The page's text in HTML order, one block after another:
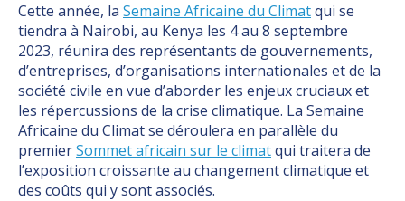
Cette année, la Semaine Africaine du Climatqui se
tiendra à Nairobi, au Kenya les 4 au 8 septembre
2023, réunira des représentants de gouvernements,
d’entreprises, d’organisations internationales et de la
société civile en vue d’aborder les enjeux cruciaux et
les répercussions de la crise climatique. La Semaine
Africaine du Climat se déroulera en parallèle du
premierSommet africain sur le climatqui traitera de
l’exposition croissante au changement climatique et
des coûts qui y sont associés.